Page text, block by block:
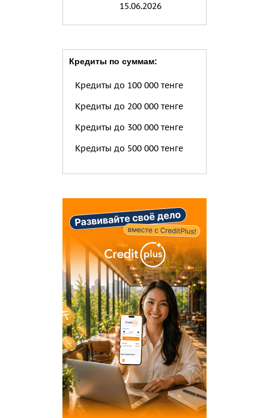
15.06.2026
Кредиты по суммам:
Кредиты до 100 000 тенге
Кредиты до 200 000 тенге
Кредиты до 300 000 тенге
Кредиты до 500 000 тенге